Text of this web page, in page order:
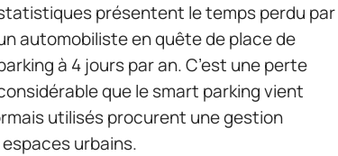
présentent le temps perdu par
automobiliste en quête de place de
à 4 jours par an. C’est une perte
que le smart parking vient
utilisés procurent une gestion
urbains.